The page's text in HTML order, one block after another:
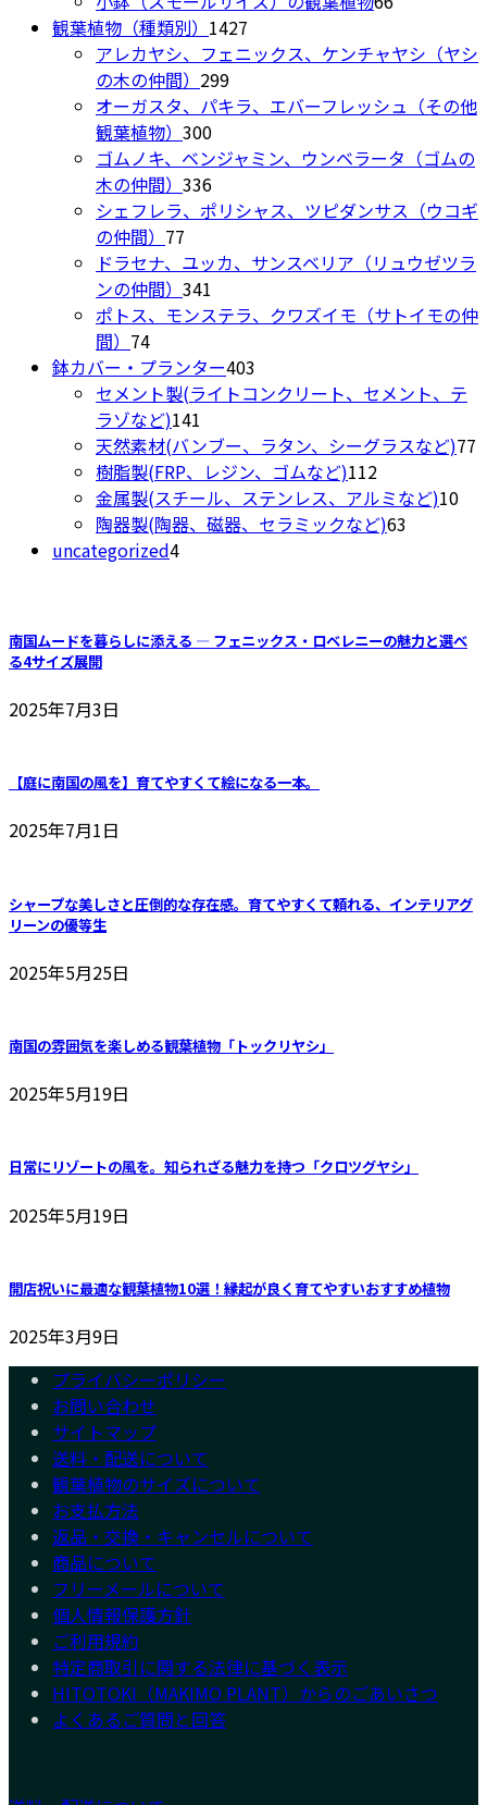
ー
か
選
で
ま
り
す。
プ
ョ
は
品
ー
ら
択
で
き
ま
バ
エ
シ
ン
あ
ま
オ
ョ
は
商
品
ペ
ら
す
品商
の
品
観葉植物（種類別） 1427
個
商
アレカヤシ、フェニックス、ケンチャヤシ（ヤシ
の木の仲間） 299299
個
商
オーガスタ、パキラ、エバーフレッシュ（その他
観葉植物） 300300
個
の
商
ゴムノキ、ベンジャミン、ウンベラータ（ゴムの
木の仲間） 336336
個
商
シェフレラ、ポリシャス、ツピダンサス（ウコギ
の仲間） 77
個
の
商
ドラセナ、ユッカ、サンスベリア（リュウゼツラ
ンの仲間） 341
個
商
品
ポトス、モンステラ、クワズイモ（サトイモの仲
間） 7474
個
の
商
品
鉢カバー・プランター403
個
商
品
セメント製(ライトコンクリート、セメント、テ
ラゾなど)141
個
の
商
品
天然素材(バンブー、ラタン、シーグラスなど)77
樹脂製(FRP、レジン、ゴムなど)112112
個
の
金属製(スチール、ステンレス、アルミなど)1010
陶器製(陶器、磁器、セラミックなど)63
uncategorized44
品
南国ムードを暮らしに添える ― フェニックス・ロベレニーの魅力と選べ
る4サイズ展開
2025年7月3日
【庭に南国の風を】育てやすくて絵になる一本。
2025年7月1日
シャープな美しさと圧倒的な存在感。育てやすくて頼れる、インテリアグ
リーンの優等生
2025年5月25日
南国の雰囲気を楽しめる観葉植物「トックリヤシ」
2025年5月19日
日常にリゾートの風を。知られざる魅力を持つ「クロツグヤシ」
2025年5月19日
開店祝いに最適な観葉植物10選！縁起が良く育てやすいおすすめ植物
2025年3月9日
プライバシーポリシー
お問い合わせ
サイトマップ
送料・配送について
観葉植物のサイズについて
お支払方法
返品・交換・キャンセルについて
商品について
フリーメールについて
個人情報保護方針
ご利用規約
特定商取引に関する法律に基づく表示
HITOTOKI（MAKIMO PLANT）からのごあいさつ
よくあるご質問と回答